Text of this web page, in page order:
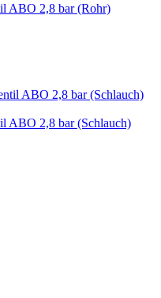
ABO 2,8 bar (Rohr)
ABO 2,8 bar (Schlauch)